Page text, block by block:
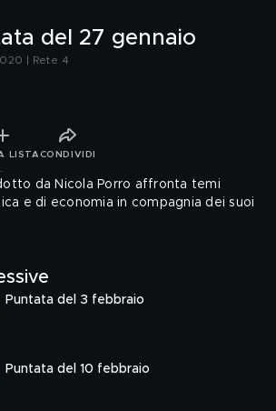
del 27 gennaio
| Rete 4
LISTA CONDIVIDI
da Nicola Porro affronta temi
e di economia in compagnia dei suoi
Puntata del 3 febbraio
Puntata del 10 febbraio